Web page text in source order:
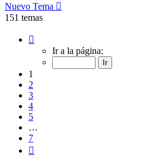
Nuevo Tema
151 temas
Ir a la página:
1
2
3
4
5
…
7